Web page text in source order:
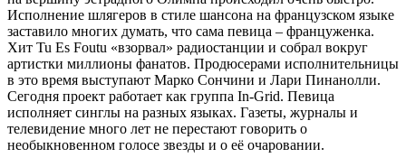
Исполнение шлягеров в стиле шансона на французском языке
заставило многих думать, что сама певица – француженка.
Хит Tu Es Foutu «взорвал» радиостанции и собрал вокруг
артистки миллионы фанатов. Продюсерами исполнительницы
в это время выступают Марко Сончини и Лари Пинанолли.
Сегодня проект работает как группа In-Grid. Певица
исполняет синглы на разных языках. Газеты, журналы и
телевидение много лет не перестают говорить о
необыкновенном голосе звезды и о её очаровании.